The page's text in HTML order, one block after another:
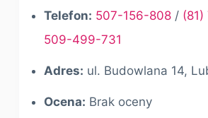
Telefon: 507-156-808/
509-499-731
Adres: ul. Budowlana 14,
Ocena: Brak oceny